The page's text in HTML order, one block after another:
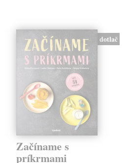
dotlač
Začíname s
príkrmami